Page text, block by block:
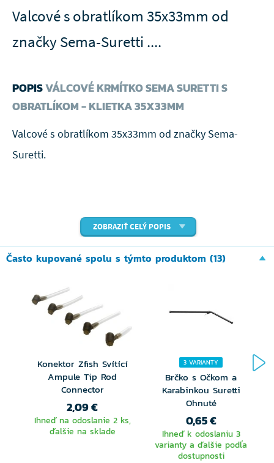
Valcové s obratlíkom 35x33mm od
značky Sema-Suretti ....
POPISVÁLCOVÉ KRMÍTKO SEMA SURETTI S
OBRATLÍKOM - KLIETKA 35X33MM
Valcové s obratlíkom 35x33mm od značky Sema-
Suretti.
ZOBRAZIŤ CELÝ POPIS
Často kupované spolu s týmto produktom (13)
Konektor Zfish Svítící
Ampule Tip Rod
Connector
2,09 €
Ihneď na odoslanie 2 ks,
ďalšie na sklade
3 VARIANTY
Brčko s Očkom a
Karabinkou Suretti
Ohnuté
0,65 €
Ihneď k odoslaniu 3
varianty a ďalšie podľa
dostupnosti